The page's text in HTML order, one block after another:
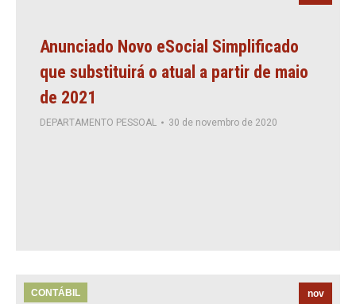
Anunciado Novo eSocial Simplificado
que substituirá o atual a partir de maio
de 2021
DEPARTAMENTO PESSOAL 30 de novembro de 2020
nov
CONTÁBIL